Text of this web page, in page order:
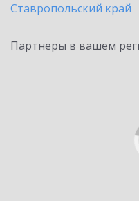
Ставропольский край
Партнеры в вашем